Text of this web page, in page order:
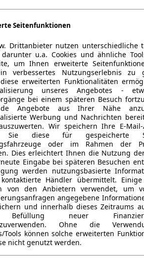
2025AutomatikLimousine4 Türen
Seitenfunktionen
Drittanbieter nutzen unterschiedliche
u.a. Cookies und ähnliche
um Ihnen erweiterte
verbessertes Nutzungserlebnis zu
erweiterten Funktionalitäten
unseres Angebotes -
bei einem späteren Besuch
Angebote aus Ihrer Nähe
Werbung und Nachrichten
Wir speichern Ihre E-Mail-
Sie diese für gespeicherte
oder im Rahmen der
Dies erleichtert Ihnen die Nutzung
Eingabe bei späteren Besuchen
werden nutzungsbasierte
Händler übermittelt. Einige
von den Anbietern verwendet, um
angegebene
und innerhalb dieses Zeitraums
neuer
Ohne die
Tools können solche erweiterten
nicht genutzt werden.